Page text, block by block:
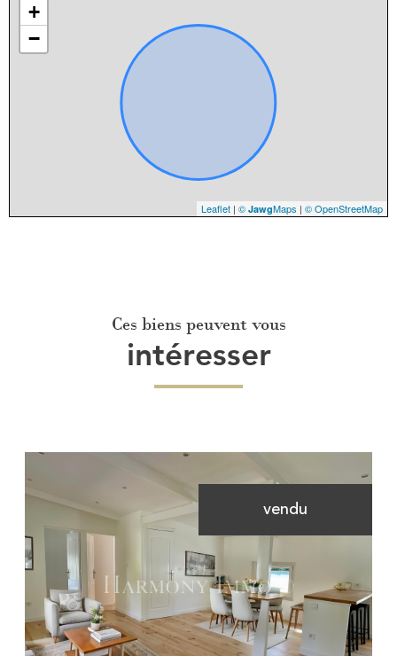
+
−
Leaflet | © JawgMaps | © OpenStreetMap
Ces biens peuvent vous
intéresser
vendu
Voir le bien